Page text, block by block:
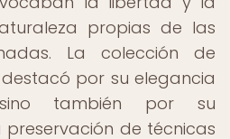
propias de las
La colección de
por su elegancia
también por su
de técnicas